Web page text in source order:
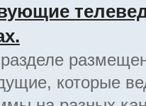
которые